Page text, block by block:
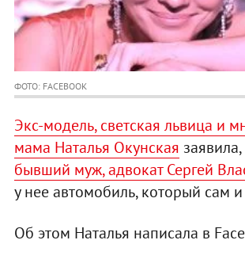
ФОТО: FACEBOOK
Экс-модель, светская львица и
мама Наталья Окунская
бывший муж, адвокат Сергей
у нее автомобиль, который сам
Об этом Наталья написала в